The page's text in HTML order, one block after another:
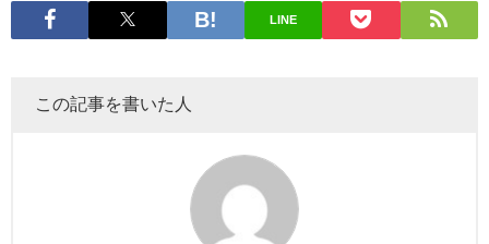
LINE
この記事を書いた人